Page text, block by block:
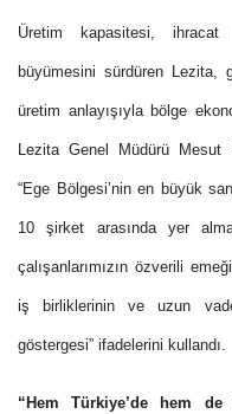
Üretim kapasitesi, ihracat
büyümesini sürdüren Lezita,
üretim anlayışıyla bölge
Lezita Genel Müdürü Mesut
“Ege Bölgesi’nin en büyük
10 şirket arasında yer
çalışanlarımızın özverili
iş birliklerinin ve uzun
göstergesi” ifadelerini kullandı.
“Hem Türkiye’de hem de